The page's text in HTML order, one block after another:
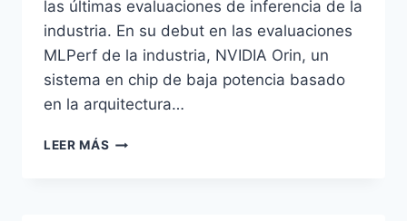
las últimas evaluaciones de inferencia de la
industria. En su debut en las evaluaciones
MLPerf de la industria, NVIDIA Orin, un
sistema en chip de baja potencia basado
en la arquitectura…
LEER MÁS NVIDIA